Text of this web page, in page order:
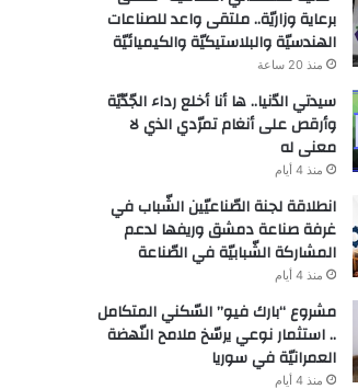
برعاية وزاريّة.. ملتقى واعد للصناعات
الهندسيّة والبلاستيكيّة والكيميائيّة
منذ 20 ساعة
سيدتي الدّنيا.. ها أنا أخلع رداء الجّدّيّة
وأرقص على أنغام تمرّدي الذي لا
معنى له
منذ 4 أيام
انطلاقة لجنة الصّناعيّين الشّباب في
غرفة صناعة دمشق وريفها لدعم
المشاركة الشّبابيّة في الصّناعة
منذ 4 أيام
مشروع “بارك فيو” السّكني المتكامل
.. استثمار نوعي يرسّخ ملامح النّهضة
العمرانيّة في سوريا
منذ 4 أيام